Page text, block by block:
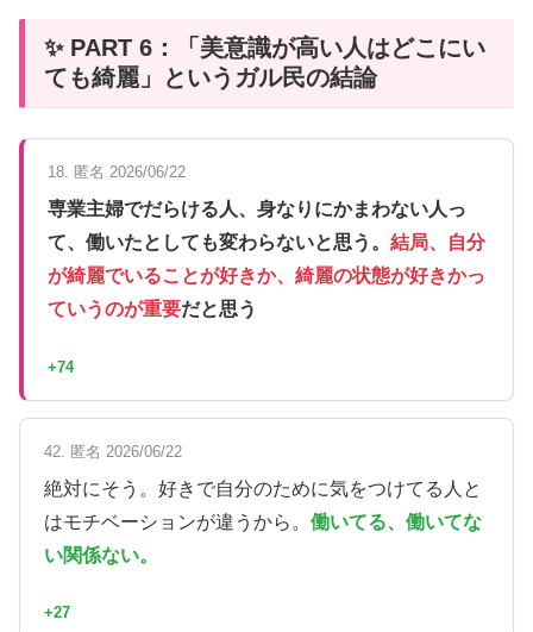
✨ PART 6：「美意識が高い人はどこにい
ても綺麗」というガル民の結論
18. 匿名 2026/06/22
専業主婦でだらける人、身なりにかまわない人っ
て、働いたとしても変わらないと思う。 結局、自分
が綺麗でいることが好きか、綺麗の状態が好きかっ
ていうのが重要だと思う
+74
42. 匿名 2026/06/22
絶対にそう。好きで自分のために気をつけてる人と
はモチベーションが違うから。 働いてる、働いてな
い関係ない。
+27